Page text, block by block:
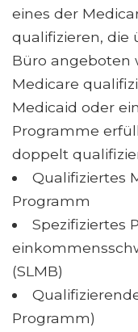
eines der
qualifizieren, die
Büro angeboten
Medicare
Medicaid oder
Programme
doppelt
Qualifiziertes
Programm
Spezifiziertes
(SLMB)
Programm)